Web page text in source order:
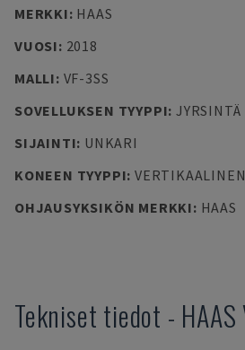
MERKKI: HAAS
VUOSI: 2018
MALLI: VF-3SS
SOVELLUKSEN TYYPPI: JYRSINTÄ
SIJAINTI: UNKARI
KONEEN TYYPPI:
OHJAUSYKSIKÖN MERKKI: HAAS
Tekniset tiedot - HAAS